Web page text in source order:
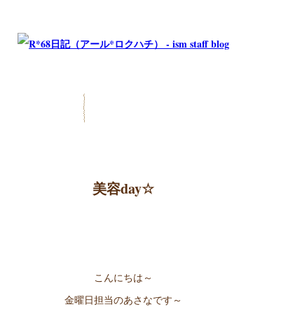
美容day☆
こんにちは～
金曜日担当のあさなです～